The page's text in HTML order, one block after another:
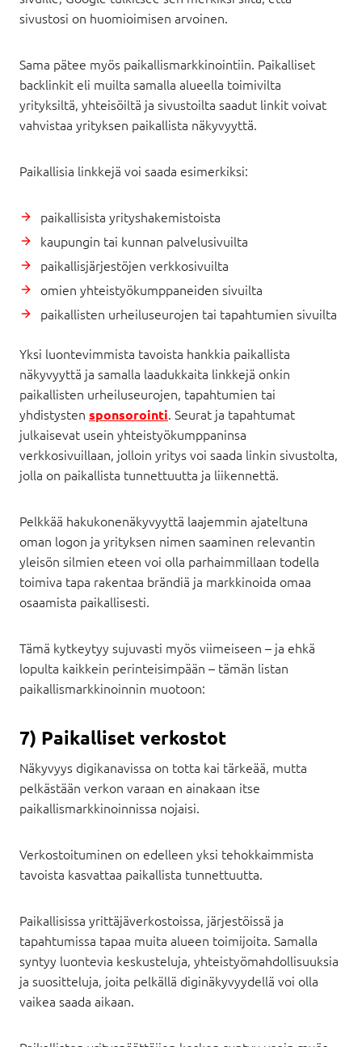
sivustosi on huomioimisen arvoinen.
Sama pätee myös paikallismarkkinointiin. Paikalliset
backlinkit eli muilta samalla alueella toimivilta
yrityksiltä, yhteisöiltä ja sivustoilta saadut linkit voivat
vahvistaa yrityksen paikallista näkyvyyttä.
Paikallisia linkkejä voi saada esimerkiksi:
paikallisista yrityshakemistoista
kaupungin tai kunnan palvelusivuilta
paikallisjärjestöjen verkkosivuilta
omien yhteistyökumppaneiden sivuilta
paikallisten urheiluseurojen tai tapahtumien sivuilta
Yksi luontevimmista tavoista hankkia paikallista
näkyvyyttä ja samalla laadukkaita linkkejä onkin
paikallisten urheiluseurojen, tapahtumien tai
yhdistysten sponsorointi. Seurat ja tapahtumat
julkaisevat usein yhteistyökumppaninsa
verkkosivuillaan, jolloin yritys voi saada linkin sivustolta,
jolla on paikallista tunnettuutta ja liikennettä.
Pelkkää hakukonenäkyvyyttä laajemmin ajateltuna
oman logon ja yrityksen nimen saaminen relevantin
yleisön silmien eteen voi olla parhaimmillaan todella
toimiva tapa rakentaa brändiä ja markkinoida omaa
osaamista paikallisesti.
Tämä kytkeytyy sujuvasti myös viimeiseen – ja ehkä
lopulta kaikkein perinteisimpään – tämän listan
paikallismarkkinoinnin muotoon:
7) Paikalliset verkostot
Näkyvyys digikanavissa on totta kai tärkeää, mutta
pelkästään verkon varaan en ainakaan itse
paikallismarkkinoinnissa nojaisi.
Verkostoituminen on edelleen yksi tehokkaimmista
tavoista kasvattaa paikallista tunnettuutta.
Paikallisissa yrittäjäverkostoissa, järjestöissä ja
tapahtumissa tapaa muita alueen toimijoita. Samalla
syntyy luontevia keskusteluja, yhteistyömahdollisuuksia
ja suositteluja, joita pelkällä diginäkyvyydellä voi olla
vaikea saada aikaan.